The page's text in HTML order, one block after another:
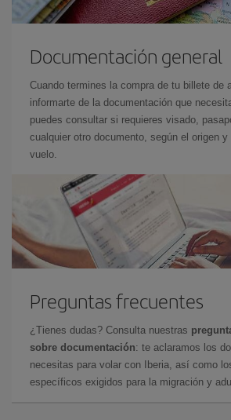
Documentación general
Cuando termines la compra de tu billete de
informarte de la documentación que
puedes consultar si requieres visado,
cualquier otro documento, según el origen
vuelo.
Preguntas frecuentes
¿Tienes dudas? Consulta nuestras
sobre documentación: te aclaramos los
necesitas para volar con Iberia, así como
específicos exigidos para la migración y